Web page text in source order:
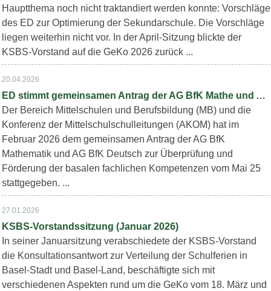
Hauptthema noch nicht traktandiert werden konnte: Vorschläge
des ED zur Optimierung der Sekundarschule. Die Vorschläge
liegen weiterhin nicht vor. In der April-Sitzung blickte der
KSBS-Vorstand auf die GeKo 2026 zurück ...
20.04.2026
ED stimmt gemeinsamen Antrag der AG BfK Mathe und AG BfK Deutsch zu
Der Bereich Mittelschulen und Berufsbildung (MB) und die
Konferenz der Mittelschulschulleitungen (AKOM) hat im
Februar 2026 dem gemeinsamen Antrag der AG BfK
Mathematik und AG BfK Deutsch zur Überprüfung und
Förderung der basalen fachlichen Kompetenzen vom Mai 25
stattgegeben. ...
27.01.2026
KSBS-Vorstandssitzung (Januar 2026)
In seiner Januarsitzung verabschiedete der KSBS-Vorstand
die Konsultationsantwort zur Verteilung der Schulferien in
Basel-Stadt und Basel-Land, beschäftigte sich mit
verschiedenen Aspekten rund um die GeKo vom 18. März und